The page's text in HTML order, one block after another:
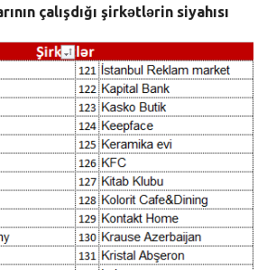
çalışdığı şirkətlərin siyahısı